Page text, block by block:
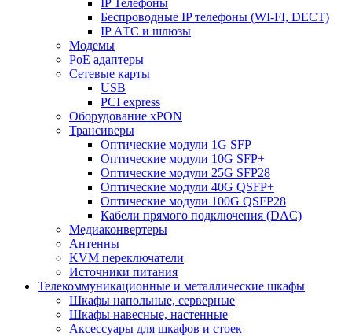
Беспроводные IP телефоны (WI-FI, DECT)
IP АТС и шлюзы
Модемы
PoE адаптеры
Сетевые карты
USB
PCI express
Оборудование xPON
Трансиверы
Оптические модули 1G SFP
Оптические модули 10G SFP+
Оптические модули 25G SFP28
Оптические модули 40G QSFP+
Оптические модули 100G QSFP28
Кабели прямого подключения (DAC)
Медиаконвертеры
Антенны
KVM переключатели
Источники питания
Телекоммуникационные и металлические шкафы
Шкафы напольные, серверные
Шкафы навесные, настенные
Аксессуары для шкафов и стоек